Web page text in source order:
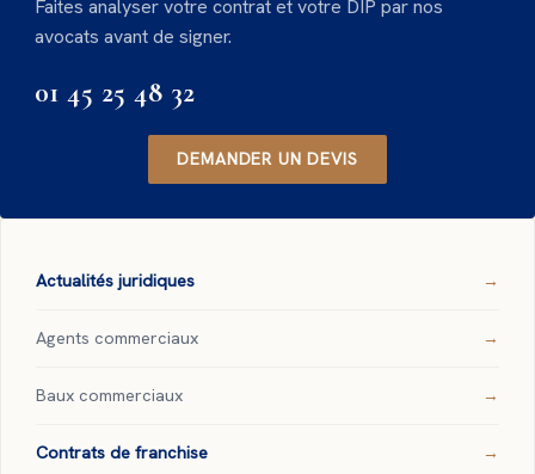
Faites analyser votre contrat et votre DIP par nos
avocats avant de signer.
01 45 25 48 32
DEMANDER UN DEVIS
Actualités juridiques
Agents commerciaux
Baux commerciaux
Contrats de franchise